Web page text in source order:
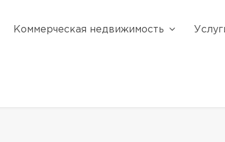
Коммерческая недвижимость